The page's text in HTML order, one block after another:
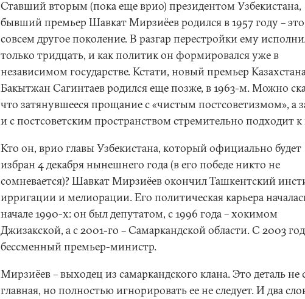
Ставший вторым (пока еще врио) президентом Узбекистана,
бывший премьер Шавкат Мирзиёев родился в 1957 году –
совсем другое поколение. В разгар перестройки ему
только тридцать, и как политик он формировался уже в
независимом государстве. Кстати, новый премьер
Бакытжан Сагинтаев родился еще позже, в 1963-м. Можно
что затянувшееся прощание с «чистым постсоветизмом», а
и с постсоветским пространством стремительно подходит к
Кто он, врио главы Узбекистана, который официально будет
избран 4 декабря нынешнего года (в его победе никто не
сомневается)? Шавкат Мирзиёев окончил Ташкентский
ирригации и мелиорации. Его политическая карьера
начале 1990-х: он был депутатом, с 1996 года – хокимом
Джизакской, а с 2001-го – Самаркандской области. С 2003
бессменный премьер-министр.
Мирзиёев – выходец из самаркандского клана. Это деталь не
главная, но полностью игнорировать ее не следует. И два